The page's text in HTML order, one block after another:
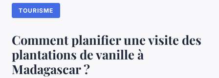
TOURISME
Comment planifier une visite des
plantations de vanille à
Madagascar ?